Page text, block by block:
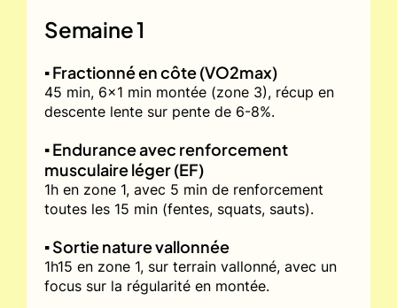
Semaine 1
▪️ Fractionné en côte (VO2max)
45 min, 6x1 min montée (zone 3), récup en
descente lente sur pente de 6-8%.
▪️ Endurance avec renforcement
musculaire léger (EF)
1h en zone 1, avec 5 min de renforcement
toutes les 15 min (fentes, squats, sauts).
▪️ Sortie nature vallonnée
1h15 en zone 1, sur terrain vallonné, avec un
focus sur la régularité en montée.